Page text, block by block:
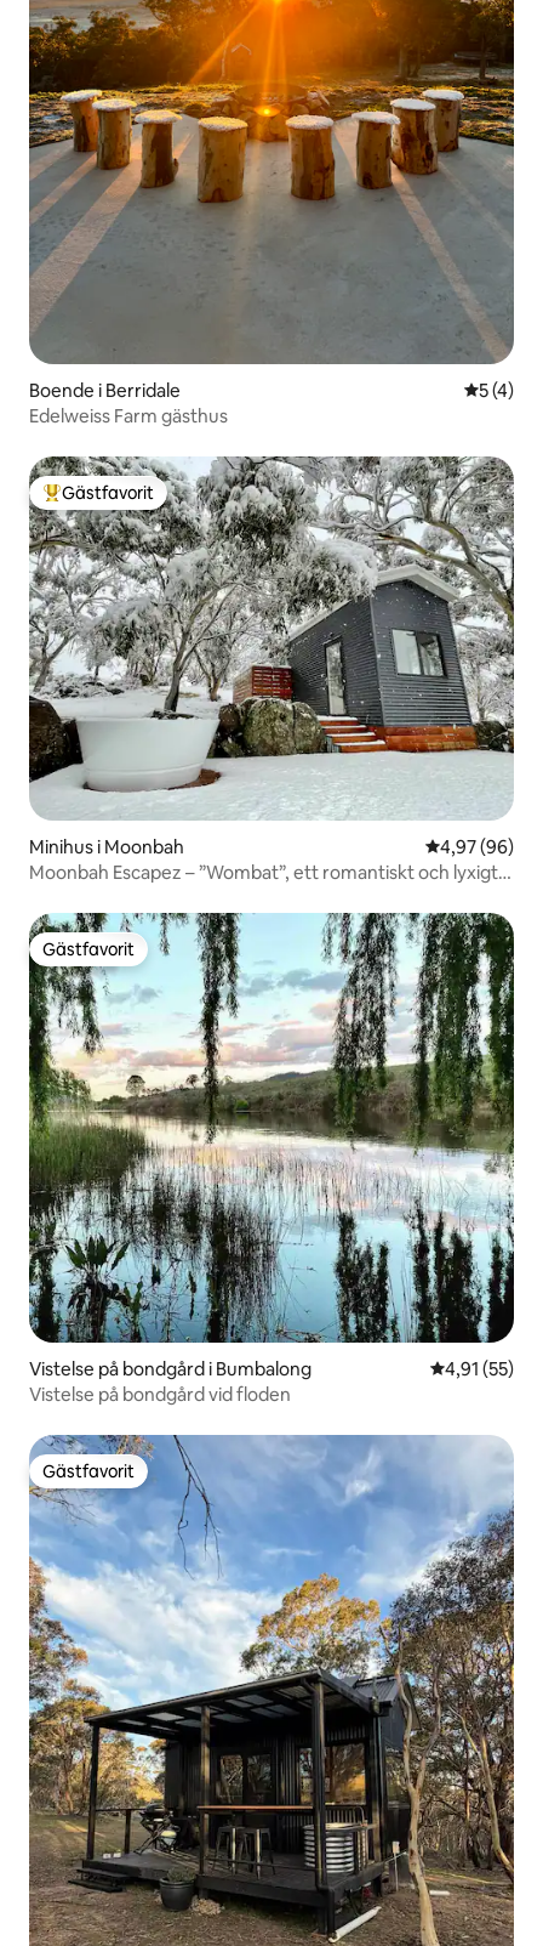
Boende i Berridale 5 av 5 i
5 (4)
Edelweiss Farm gästhus
Populär gästfavorit
Gästfavorit
Minihus i Moonbah 4,97 av 5 i
4,97 (96)
Moonbah Escapez – ”Wombat”, ett romantiskt och lyxigt
Gästfavorit
Gästfavorit
Vistelse på bondgård i Bumbalong 4,91 av 5 i
4,91 (55)
Vistelse på bondgård vid floden
Gästfavorit
Gästfavorit